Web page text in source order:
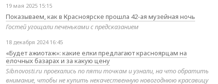
19 мая 2025 15:15
Показываем, как в Красноярске прошла 42-ая музейная ночь
Гостей угощали печеньками с предсказанием
18 декабря 2024 16:45
«Будет ажиотаж»: какие елки предлагают красноярцам на
елочных базарах и за какую цену
Sibnovosti.ru проехались по пяти точкам и узнали, на что обратить
внимание, чтобы не купить некачественную новогоднюю красавицу